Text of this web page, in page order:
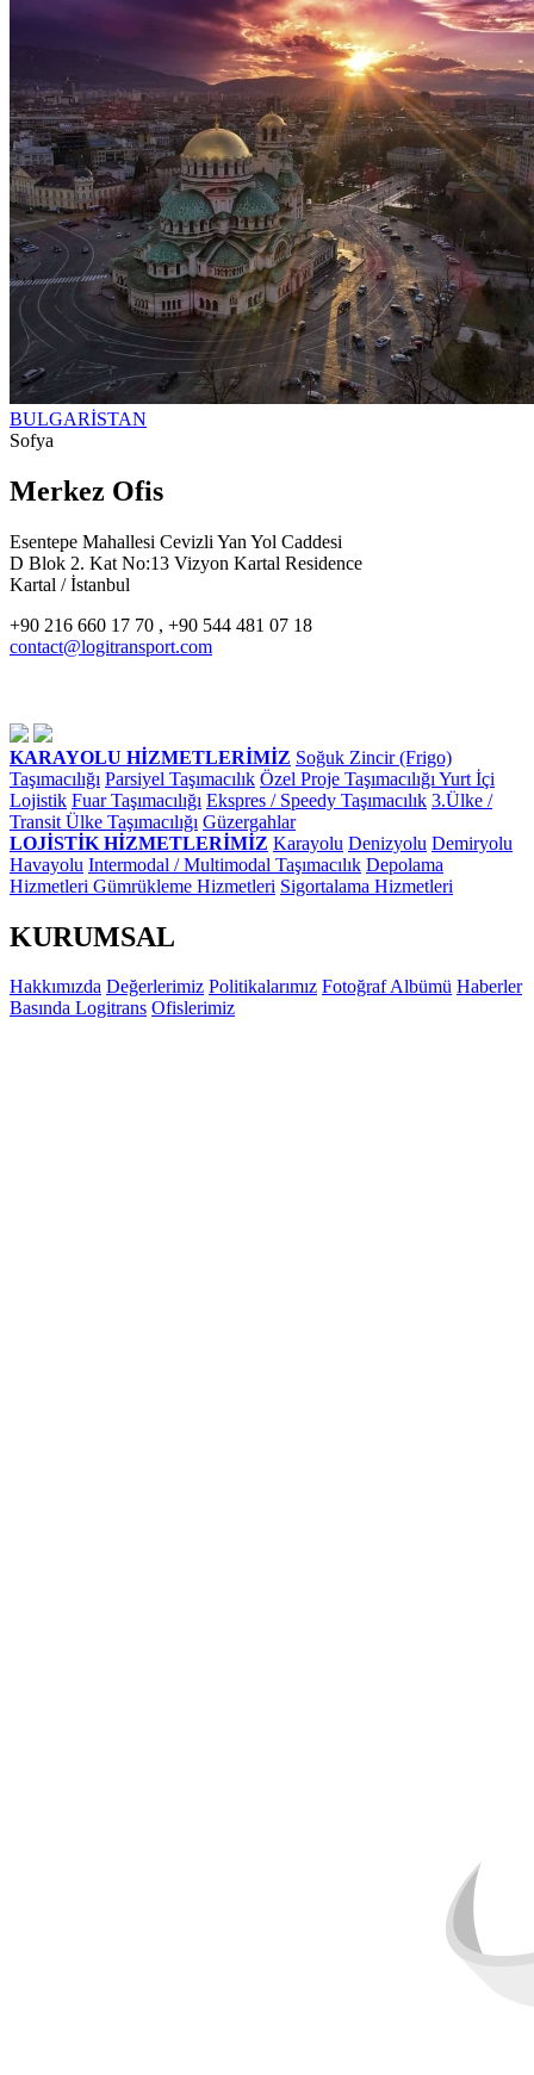
BULGARİSTAN
Sofya
Merkez Ofis
Esentepe Mahallesi Cevizli Yan Yol Caddesi
D Blok 2. Kat No:13 Vizyon Kartal Residence
Kartal / İstanbul
+90 216 660 17 70 , +90 544 481 07 18
contact@logitransport.com
KARAYOLU HİZMETLERİMİZ Soğuk Zincir (Frigo)
Taşımacılığı Parsiyel Taşımacılık Özel Proje Taşımacılığı Yurt İçi
Lojistik Fuar Taşımacılığı Ekspres / Speedy Taşımacılık 3.Ülke /
Transit Ülke Taşımacılığı Güzergahlar
LOJİSTİK HİZMETLERİMİZ Karayolu Denizyolu Demiryolu
Havayolu Intermodal / Multimodal Taşımacılık Depolama
Hizmetleri Gümrükleme Hizmetleri Sigortalama Hizmetleri
KURUMSAL
Hakkımızda Değerlerimiz Politikalarımız Fotoğraf Albümü Haberler
Basında Logitrans Ofislerimiz